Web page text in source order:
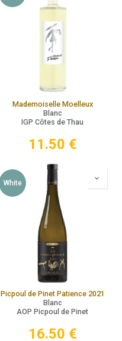
Mademoiselle Moelleux
Blanc
IGP Côtes de Thau
11.50 €
White
Picpoul de Pinet Patience 2021
Blanc
AOP Picpoul de Pinet
16.50 €